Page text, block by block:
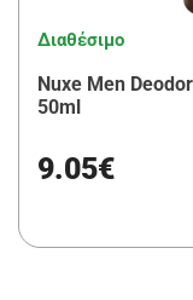
Διαθέσιμο
Nuxe Men
50ml
9.05€